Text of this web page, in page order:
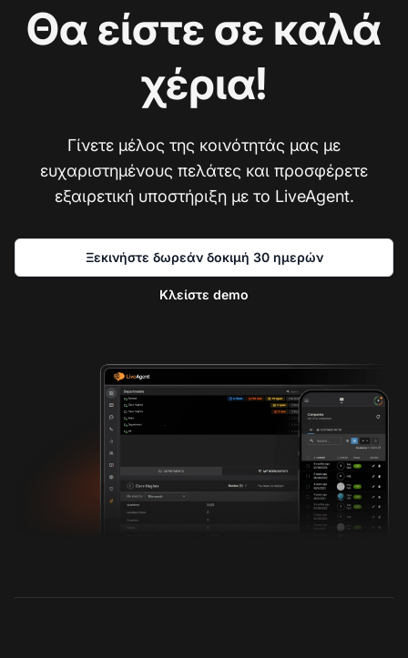
Θα είστε σε καλά
χέρια!
Γίνετε μέλος της κοινότητάς μας με
ευχαριστημένους πελάτες και προσφέρετε
εξαιρετική υποστήριξη με το LiveAgent.
Ξεκινήστε δωρεάν δοκιμή 30 ημερών
Κλείστε demo